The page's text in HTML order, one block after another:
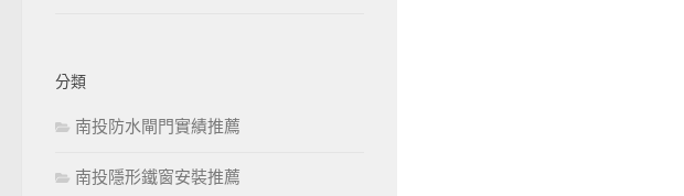
分類
南投防水閘門實績推薦
南投隱形鐵窗安裝推薦